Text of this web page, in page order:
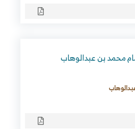
محمد بن عبدالوهاب